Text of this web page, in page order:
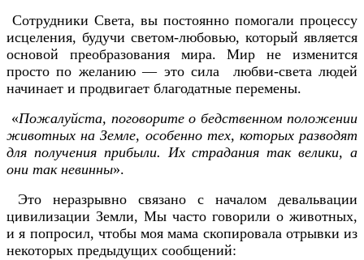
Сотрудники Света, вы постоянно помогали процессу
исцеления, будучи светом-любовью, который является
основой преобразования мира. Мир не изменится
просто по желанию — это сила любви-света людей
начинает и продвигает благодатные перемены.
«Пожалуйста, поговорите о бедственном положении
животных на Земле, особенно тех, которых разводят
для получения прибыли. Их страдания так велики, а
они так невинны».
Это неразрывно связано с началом девальвации
цивилизации Земли, Мы часто говорили о животных,
и я попросил, чтобы моя мама скопировала отрывки из
некоторых предыдущих сообщений: